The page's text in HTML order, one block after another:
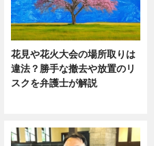
花見や花火大会の場所取りは
違法？勝手な撤去や放置のリ
スクを弁護士が解説